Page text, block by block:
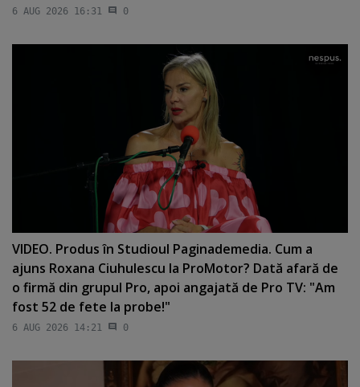
6 AUG 2026 16:31 0
VIDEO. Produs în Studioul Paginademedia. Cum a
ajuns Roxana Ciuhulescu la ProMotor? Dată afară de
o firmă din grupul Pro, apoi angajată de Pro TV: "Am
fost 52 de fete la probe!"
6 AUG 2026 14:21 0